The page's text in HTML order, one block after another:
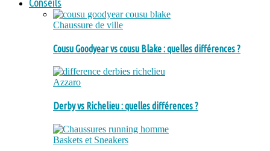
Conseils
Chaussure de ville
Cousu Goodyear vs cousu Blake : quelles différences ?
Azzaro
Derby vs Richelieu : quelles différences ?
Baskets et Sneakers